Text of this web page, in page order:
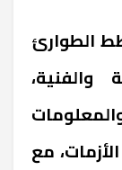
الطوارئ
والفنية،
مع